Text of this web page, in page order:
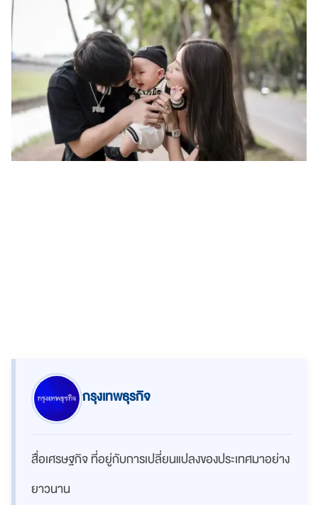
กรุงเทพธุรกิจ
สื่อเศรษฐกิจ ที่อยู่กับการเปลี่ยนแปลงของประเทศมาอย่าง
ยาวนาน